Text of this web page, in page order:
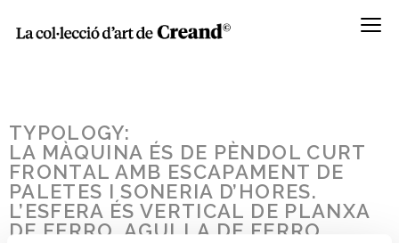
Menú
TYPOLOGY:
LA MÀQUINA ÉS DE PÈNDOL CURT
FRONTAL AMB ESCAPAMENT DE
PALETES I SONERIA D’HORES.
L’ESFERA ÉS VERTICAL DE PLANXA
DE FERRO. AGULLA DE FERRO.